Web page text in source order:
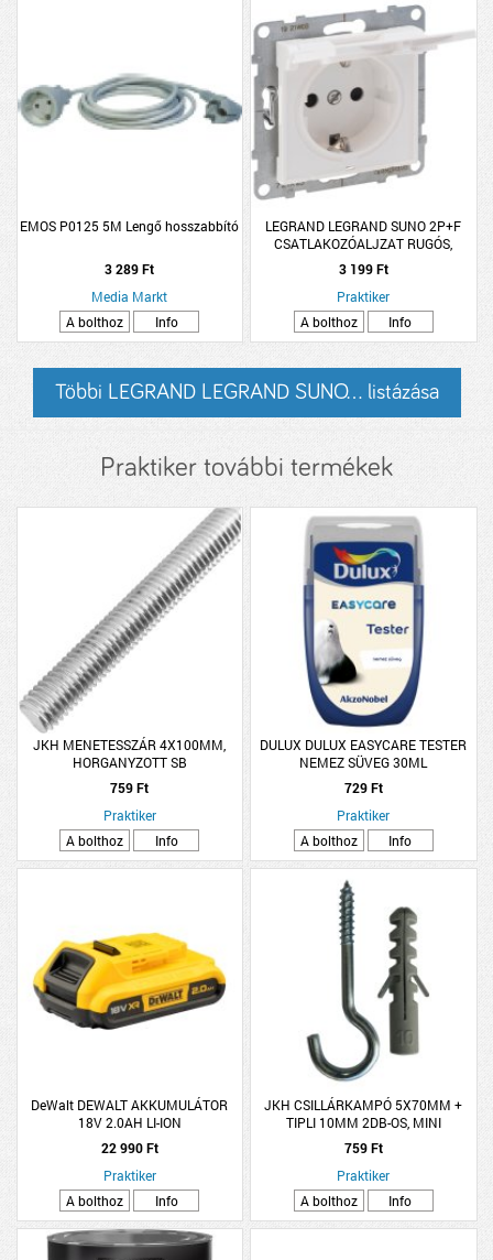
EMOS P0125 5M Lengő hosszabbító
3 289 Ft
Media Markt
A bolthoz
Info
LEGRAND LEGRAND SUNO 2P+F
CSATLAKOZÓALJZAT RUGÓS,
BIZTONSÁGI ZSALUVAL,
CSAPÓFEDÉLLEL, IP21, FEHÉR
3 199 Ft
Praktiker
A bolthoz
Info
Többi LEGRAND LEGRAND SUNO... listázása
Praktiker további termékek
JKH MENETESSZÁR 4X100MM,
HORGANYZOTT SB
759 Ft
Praktiker
A bolthoz
Info
DULUX DULUX EASYCARE TESTER
NEMEZ SÜVEG 30ML
729 Ft
Praktiker
A bolthoz
Info
DeWalt DEWALT AKKUMULÁTOR
18V 2.0AH LI-ION
22 990 Ft
Praktiker
A bolthoz
Info
JKH CSILLÁRKAMPÓ 5X70MM +
TIPLI 10MM 2DB-OS, MINI
759 Ft
Praktiker
A bolthoz
Info